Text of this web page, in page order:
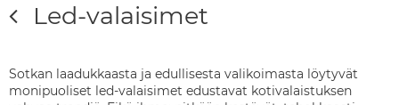
Led-valaisimet
Sotkan laadukkaasta ja edullisesta valikoimasta löytyvät
monipuoliset led-valaisimet edustavat kotivalaistuksen